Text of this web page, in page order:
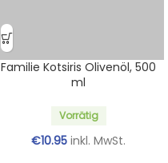
Familie Kotsiris Olivenöl, 500
ml
Vorrätig
€10.95 inkl. MwSt.